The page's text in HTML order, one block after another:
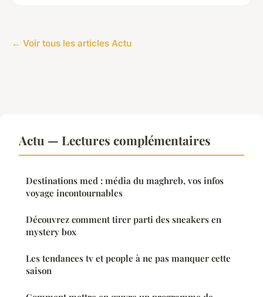
← Voir tous les articles Actu
Actu — Lectures complémentaires
Destinations med : média du maghreb, vos infos
voyage incontournables
Découvrez comment tirer parti des sneakers en
mystery box
Les tendances tv et people à ne pas manquer cette
saison